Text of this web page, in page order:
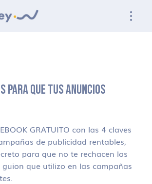
PARA QUE TUS ANUNCIOS
GRATUITO con las 4 claves
de publicidad rentables,
para que no te rechacen los
guion que utilizo en las campañas